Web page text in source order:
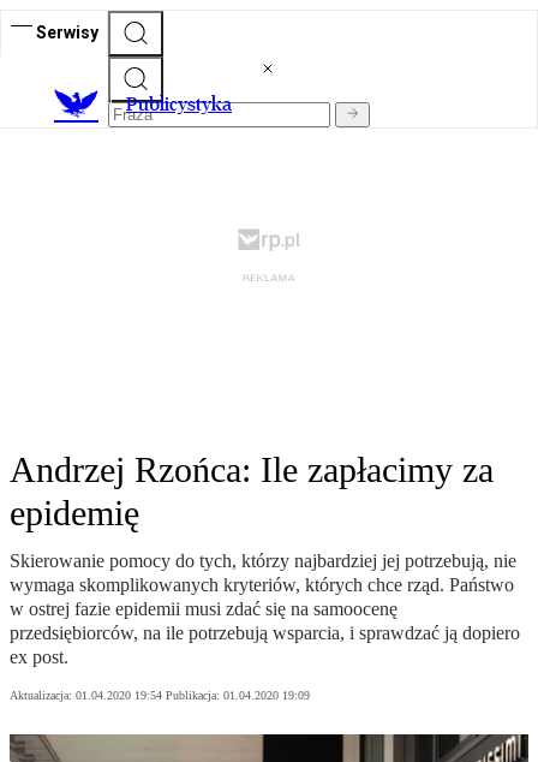
Serwisy
Publicystyka
Andrzej Rzońca: Ile zapłacimy za
epidemię
Skierowanie pomocy do tych, którzy najbardziej jej potrzebują, nie
wymaga skomplikowanych kryteriów, których chce rząd. Państwo
w ostrej fazie epidemii musi zdać się na samoocenę
przedsiębiorców, na ile potrzebują wsparcia, i sprawdzać ją dopiero
ex post.
Aktualizacja: 01.04.2020 19:54 Publikacja: 01.04.2020 19:09